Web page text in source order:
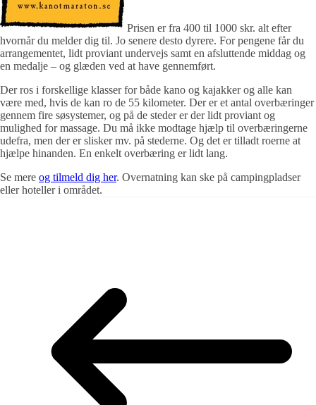
Prisen er fra 400 til 1000 skr. alt efter
hvornår du melder dig til. Jo senere desto dyrere. For pengene får du
arrangementet, lidt proviant undervejs samt en afsluttende middag og
en medalje – og glæden ved at have gennemført.
Der ros i forskellige klasser for både kano og kajakker og alle kan
være med, hvis de kan ro de 55 kilometer. Der er et antal overbæringer
gennem fire søsystemer, og på de steder er der lidt proviant og
mulighed for massage. Du må ikke modtage hjælp til overbæringerne
udefra, men der er slisker mv. på stederne. Og det er tilladt roerne at
hjælpe hinanden. En enkelt overbæring er lidt lang.
Se mere og tilmeld dig her. Overnatning kan ske på campingpladser
eller hoteller i området.